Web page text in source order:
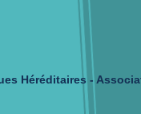
Héréditaires -